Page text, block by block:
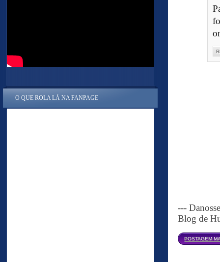
---
Blog de
POSTAGEM
O QUE ROLA LÁ NA FANPAGE